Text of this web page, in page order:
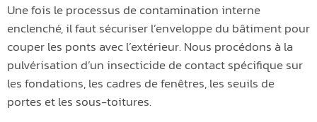
Une fois le processus de contamination interne
enclenché, il faut sécuriser l’enveloppe du bâtiment pour
couper les ponts avec l’extérieur. Nous procédons à la
pulvérisation d’un insecticide de contact spécifique sur
les fondations, les cadres de fenêtres, les seuils de
portes et les sous-toitures.